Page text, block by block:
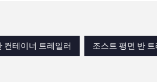
컨테이너 트레일러 조스트 평면 반